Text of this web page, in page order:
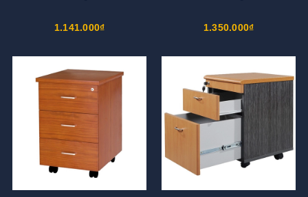
1.141.000₫ 1.350.000₫